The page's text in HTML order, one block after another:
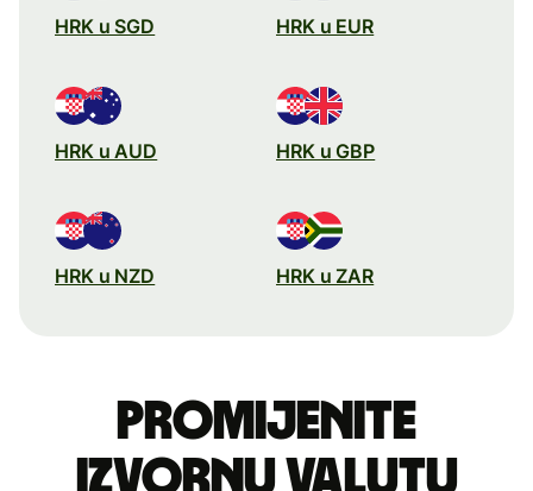
HRK u SGD HRK u EUR
HRK u AUD HRK u GBP
HRK u NZD HRK u ZAR
Promijenite
izvornu valutu